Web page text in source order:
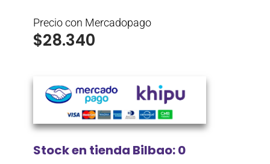
Precio con Mercadopago
$28.340
Stock en tienda Bilbao: 0